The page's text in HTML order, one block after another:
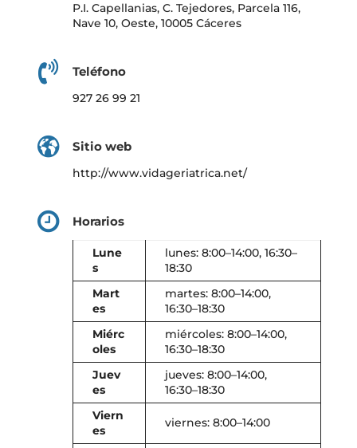
P.I. Capellanias, C. Tejedores, Parcela 116,
Nave 10, Oeste, 10005 Cáceres
Teléfono
927 26 99 21
Sitio web
http://www.vidageriatrica.net/
Horarios
Lune
s
lunes: 8:00–14:00, 16:30–
18:30
Mart
es
martes: 8:00–14:00,
16:30–18:30
Miérc
oles
miércoles: 8:00–14:00,
16:30–18:30
Juev
es
jueves: 8:00–14:00,
16:30–18:30
Viern
es
viernes: 8:00–14:00